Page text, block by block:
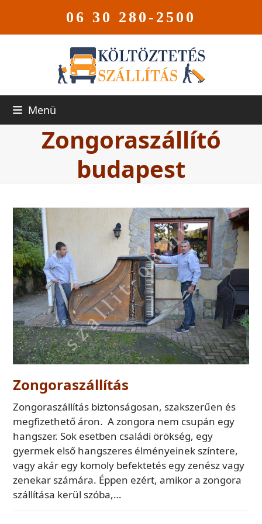
06 30 280-2500
Menü
Zongoraszállító
budapest
Zongoraszállítás
Zongoraszállítás biztonságosan, szakszerűen és
megfizethető áron. A zongora nem csupán egy
hangszer. Sok esetben családi örökség, egy
gyermek első hangszeres élményeinek színtere,
vagy akár egy komoly befektetés egy zenész vagy
zenekar számára. Éppen ezért, amikor a zongora
szállítása kerül szóba,…